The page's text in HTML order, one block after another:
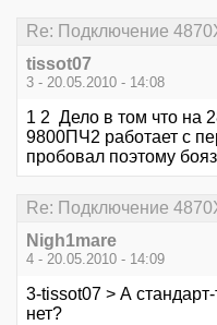
Re: Подключение
tissot07
3 - 20.05.2010 - 14:08
1 2 Дело в том что на
9800ПЧ2 работает с
пробовал поэтому
Re: Подключение
Nigh1mare
4 - 20.05.2010 - 14:09
3-tissot07 > А
нет?